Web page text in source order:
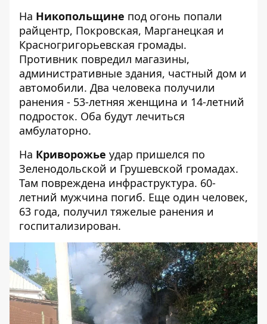
На Никопольщине под огонь попали
райцентр, Покровская, Марганецкая и
Красногригорьевская громады.
Противник повредил магазины,
административные здания, частный дом и
автомобили. Два человека получили
ранения - 53-летняя женщина и 14-летний
подросток. Оба будут лечиться
амбулаторно.
На Криворожье удар пришелся по
Зеленодольской и Грушевской громадах.
Там повреждена инфраструктура. 60-
летний мужчина погиб. Еще один человек,
63 года, получил тяжелые ранения и
госпитализирован.